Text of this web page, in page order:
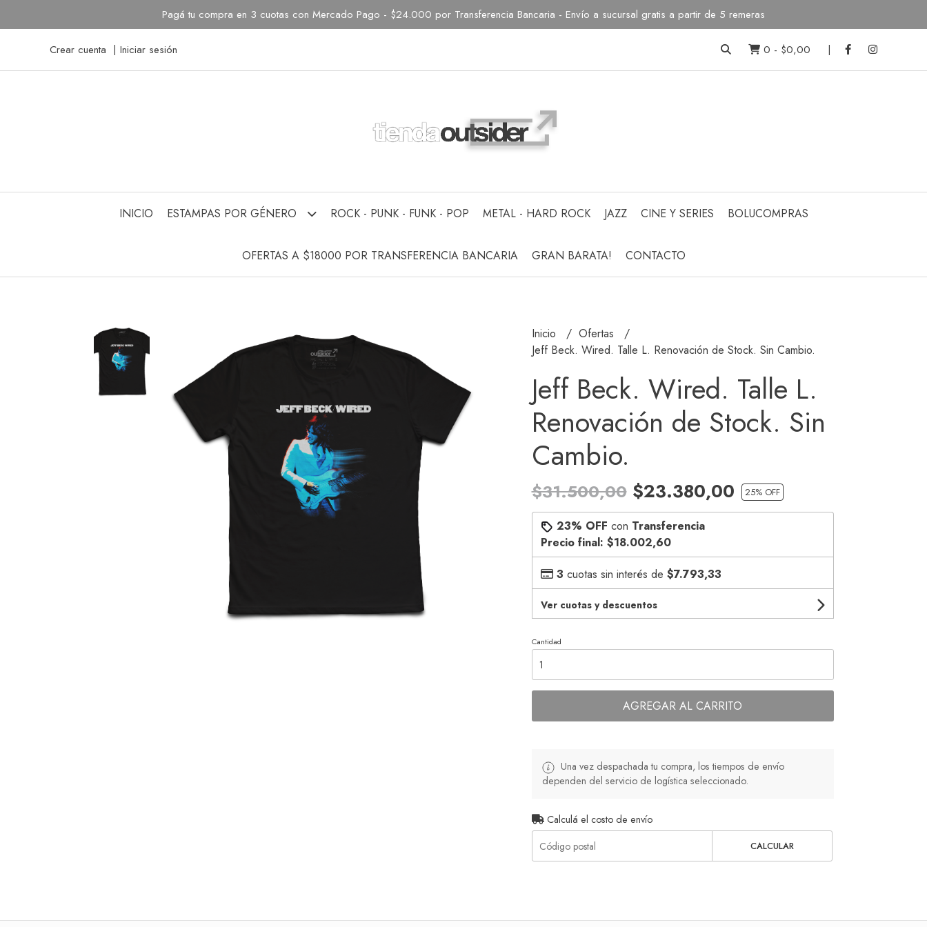
Pagá tu compra en 3 cuotas con Mercado Pago - $24.000 por Transferencia Bancaria - Envío a sucursal gratis a partir de 5 remeras
Crear cuenta Iniciar sesión 0 - $0,00
INICIO ESTAMPAS POR GÉNERO ROCK - PUNK - FUNK - POP METAL - HARD ROCK JAZZ CINE Y SERIES BOLUCOMPRAS
OFERTAS A $18000 POR TRANSFERENCIA BANCARIA GRAN BARATA! CONTACTO
Inicio
Ofertas
Jeff Beck. Wired. Talle L. Renovación de Stock. Sin Cambio.
Jeff Beck. Wired. Talle L.
Renovación de Stock. Sin
Cambio.
$31.500,00$23.380,00 25% OFF
23% OFF con Transferencia
Precio final: $18.002,60
3 cuotas sin interés de $7.793,33
Ver cuotas y descuentos
Cantidad
AGREGAR AL CARRITO
Una vez despachada tu compra, los tiempos de envío
dependen del servicio de logística seleccionado.
Calculá el costo de envío
CALCULAR